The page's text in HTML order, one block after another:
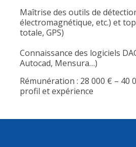
Maîtrise des outils de
électromagnétique, etc.) et
totale, GPS)
Connaissance des logiciels
Autocad, Mensura…)
Rémunération : 28 000 € – 40
profil et expérience